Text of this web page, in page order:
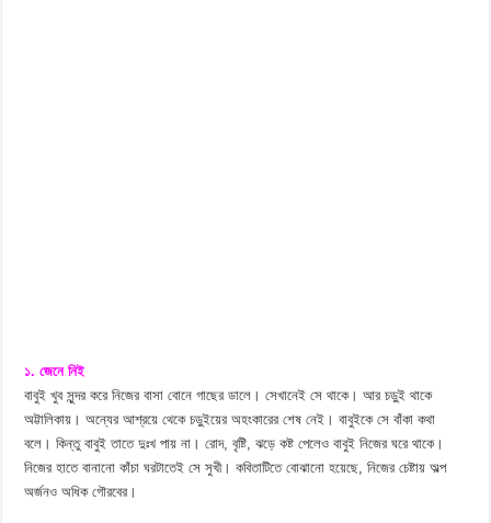
১. জেনে নিই
বাবুই খুব সুন্দর করে নিজের বাসা বোনে গাছের ডালে। সেখানেই সে থাকে। আর চড়ুই থাকে
অট্টালিকায়। অন্যের আশ্রয়ে থেকে চড়ুইয়ের অহংকারের শেষ নেই। বাবুইকে সে বাঁকা কথা
বলে। কিন্তু বাবুই তাতে দুঃখ পায় না। রোদ, বৃষ্টি, ঝড়ে কষ্ট পেলেও বাবুই নিজের ঘরে থাকে।
নিজের হাতে বানানো কাঁচা ঘরটাতেই সে সুখী। কবিতাটিতে বোঝানো হয়েছে, নিজের চেষ্টায় অল্প
অর্জনও অধিক গৌরবের।